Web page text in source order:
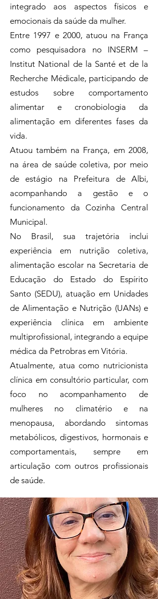
integrado aos aspectos físicos e
emocionais da saúde da mulher.
Entre 1997 e 2000, atuou na França
como pesquisadora no INSERM –
Institut National de la Santé et de la
Recherche Médicale, participando de
estudos sobre comportamento
alimentar e cronobiologia da
alimentação em diferentes fases da
vida.
Atuou também na França, em 2008,
na área de saúde coletiva, por meio
de estágio na Prefeitura de Albi,
acompanhando a gestão e o
funcionamento da Cozinha Central
Municipal.
No Brasil, sua trajetória inclui
experiência em nutrição coletiva,
alimentação escolar na Secretaria de
Educação do Estado do Espírito
Santo (SEDU), atuação em Unidades
de Alimentação e Nutrição (UANs) e
experiência clínica em ambiente
multiprofissional, integrando a equipe
médica da Petrobras em Vitória.
Atualmente, atua como nutricionista
clínica em consultório particular, com
foco no acompanhamento de
mulheres no climatério e na
menopausa, abordando sintomas
metabólicos, digestivos, hormonais e
comportamentais, sempre em
articulação com outros profissionais
de saúde.